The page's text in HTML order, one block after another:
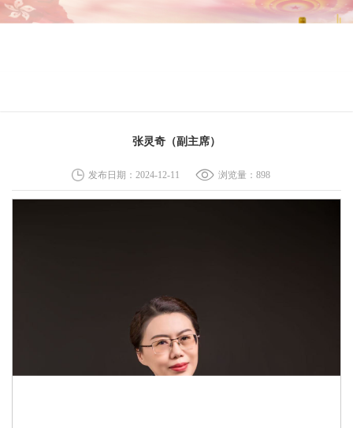
张灵奇（副主席）
发布日期：2024-12-11 浏览量： 898